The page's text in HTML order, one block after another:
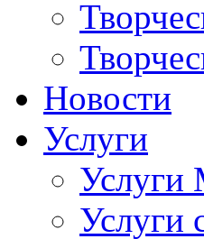
Новости
Услуги
Услуги